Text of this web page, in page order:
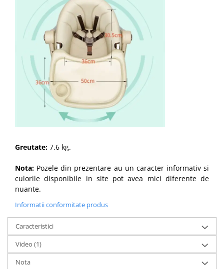
Greutate: 7.6 kg.
Nota: Pozele din prezentare au un caracter informativ si
culorile disponibile in site pot avea mici diferente de
nuante.
Informatii conformitate produs
Caracteristici
Video (1)
Nota